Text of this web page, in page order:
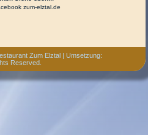
zum-elztal.de
Zum Elztal | Umsetzung:
Reserved.